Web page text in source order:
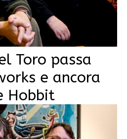
Toro passa
e ancora
Hobbit